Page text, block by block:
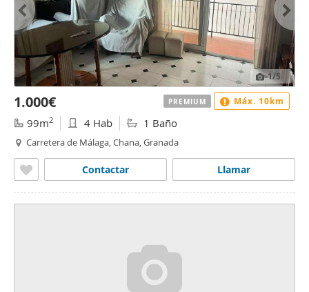
1/5
1.000€
99m2 4 Hab 1 Baño
Carretera de Málaga, Chana, Granada
Llamar
Contactar
PREMIUM Máx. 10km